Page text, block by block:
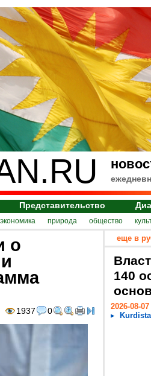
Представительство
экономика природа общество
о
1937 0
еще в
140
2026-08-07